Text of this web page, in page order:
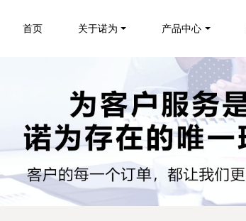
首页 关于诺为 产品中心